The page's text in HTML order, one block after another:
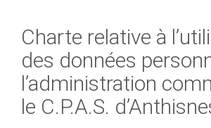
Charte relative à
des données
l’administration
le C.P.A.S.